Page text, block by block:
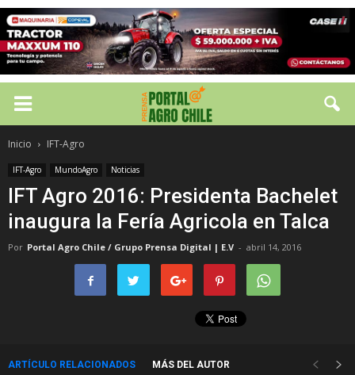
Inicio IFT-Agro
IFT-Agro MundoAgro Noticias
IFT Agro 2016: Presidenta Bachelet
inaugura la Fería Agricola en Talca
Por Portal Agro Chile / Grupo Prensa Digital | E.V - abril 14, 2016
ARTÍCULO RELACIONADOS MÁS DEL AUTOR